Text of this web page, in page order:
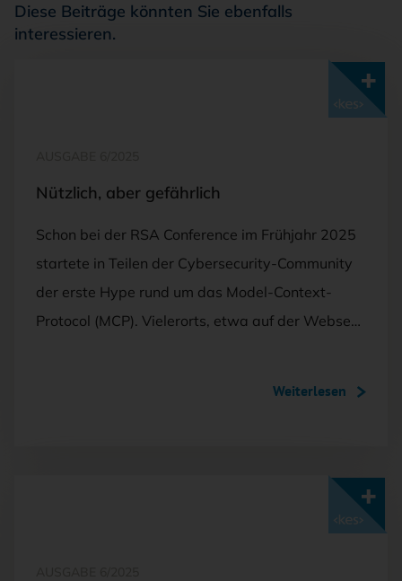
Diese Beiträge könnten Sie ebenfalls
interessieren.
Nützlich, aber gefährlich
Schon bei der RSA Conference im Frühjahr 2025
startete in Teilen der Cybersecurity-Community
der erste Hype rund um das Model-Context-
Protocol (MCP). Vielerorts, etwa auf der Webse…
Weiterlesen